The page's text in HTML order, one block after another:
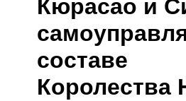
Кюрасао и
составе
Королества